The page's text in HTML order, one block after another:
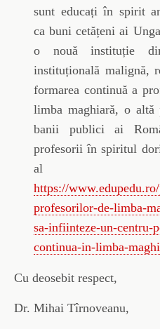
sunt educați în spirit
ca buni cetățeni ai
o nouă instituție
instituțională malignă,
formarea continuă a
limba maghiară, o altă
banii publici ai
profesorii în spiritul
al
https://
profesorilor-de-limba-
sa-infiinteze-un-centru-
continua-in-limba-
Cu deosebit respect,
Dr. Mihai Tîrnoveanu,